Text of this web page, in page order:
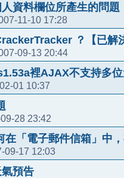
資料欄位所產生的問題
11-10 17:28
？【已解
09-13 20:44
裡AJAX不支持多
01 10:37
28 23:42
在「電子郵件信箱」中
09-17 12:03
預告